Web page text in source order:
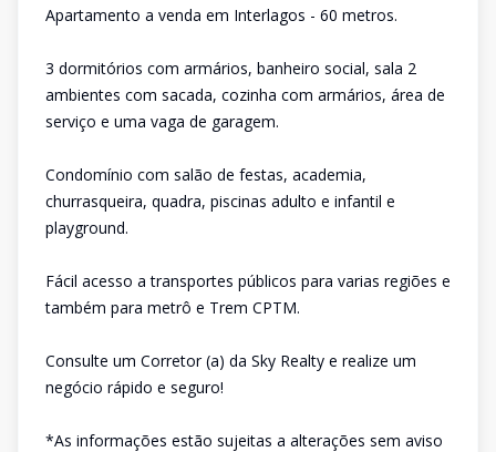
Apartamento a venda em Interlagos - 60 metros.
3 dormitórios com armários, banheiro social, sala 2
ambientes com sacada, cozinha com armários, área de
serviço e uma vaga de garagem.
Condomínio com salão de festas, academia,
churrasqueira, quadra, piscinas adulto e infantil e
playground.
Fácil acesso a transportes públicos para varias regiões e
também para metrô e Trem CPTM.
Consulte um Corretor (a) da Sky Realty e realize um
negócio rápido e seguro!
*As informações estão sujeitas a alterações sem aviso